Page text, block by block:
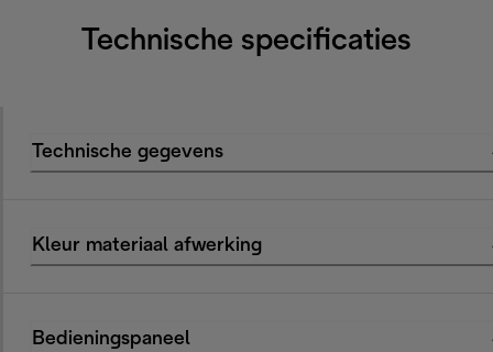
Technische specificaties
Technische gegevens
Kleur materiaal afwerking
Bedieningspaneel